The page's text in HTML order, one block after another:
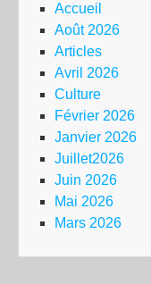
Accueil
Août 2026
Articles
Avril 2026
Culture
Février 2026
Janvier 2026
Juillet2026
Juin 2026
Mai 2026
Mars 2026